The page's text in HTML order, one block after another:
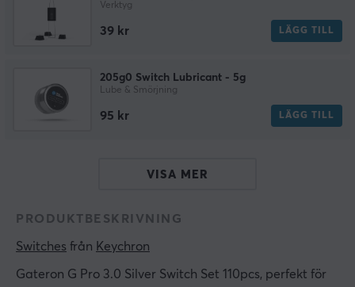
Verktyg
39 kr LÄGG TILL
205g0 Switch Lubricant - 5g
Lube & Smörjning
95 kr LÄGG TILL
VISA MER
PRODUKTBESKRIVNING
Switches från Keychron
Gateron G Pro 3.0 Silver Switch Set 110pcs, perfekt för